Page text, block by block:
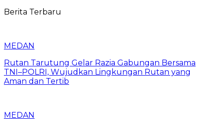
Berita Terbaru
MEDAN
Rutan Tarutung Gelar Razia Gabungan Bersama
TNI–POLRI, Wujudkan Lingkungan Rutan yang
Aman dan Tertib
MEDAN